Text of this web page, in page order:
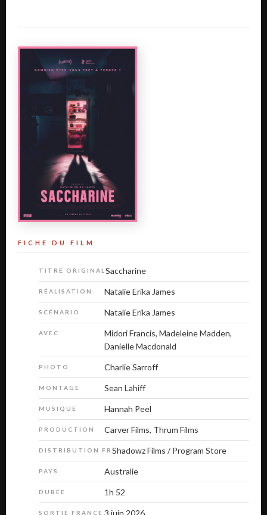
FICHE DU FILM
TITRE ORIGINAL Saccharine
RÉALISATION Natalie Erika James
SCÉNARIO Natalie Erika James
AVEC
Midori Francis, Madeleine Madden,
Danielle Macdonald
PHOTO Charlie Sarroff
MONTAGE Sean Lahiff
MUSIQUE Hannah Peel
PRODUCTION Carver Films, Thrum Films
DISTRIBUTION FR Shadowz Films / Program Store
PAYS Australie
DURÉE 1h 52
SORTIE FRANCE